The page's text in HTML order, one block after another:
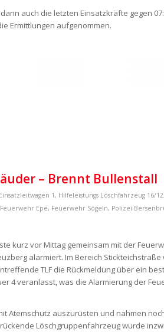
auch die letzten Einsatzkräfte gegen
Ermittlungen aufgenommen.
– Brennt Bullenstall
Einsatzleitwagen 1, Hilfeleistungs Löschfahrzeug 16/12
Feuerwehr Epe, Feuerwehr Sögeln, Polizei
kurz vor Mittag gemeinsam mit der
alarmiert. Im Bereich
TLF die Rückmeldung über ein
4 veranlasst, was die Alarmierung der
Atemschutz auszurüsten und nahmen
Löschgruppenfahrzeug wurde